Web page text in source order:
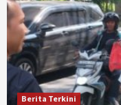
Berita Terkini